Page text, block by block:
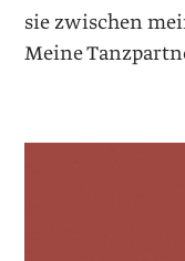
sie zwischen
Meine